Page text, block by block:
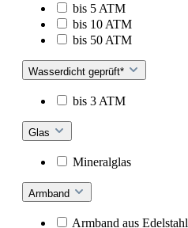
bis 5 ATM
bis 10 ATM
bis 50 ATM
Wasserdicht geprüft*
bis 3 ATM
Glas
Mineralglas
Armband
Armband aus Edelstahl